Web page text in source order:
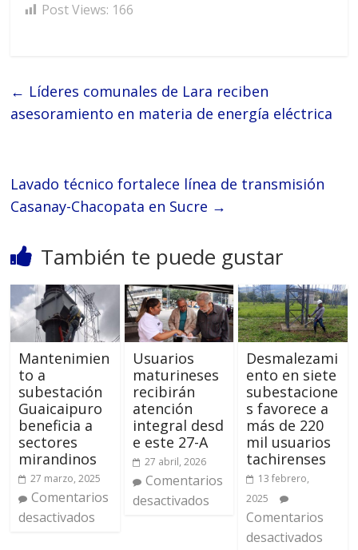
Post Views: 166
← Líderes comunales de Lara reciben
asesoramiento en materia de energía eléctrica
Lavado técnico fortalece línea de transmisión
Casanay-Chacopata en Sucre →
También te puede gustar
Mantenimien
to a
subestación
Guaicaipuro
beneficia a
sectores
mirandinos
27 marzo, 2025
Comentarios
desactivados
Usuarios
maturineses
recibirán
atención
integral desd
e este 27-A
27 abril, 2026
Comentarios
desactivados
Desmalezami
ento en siete
subestacione
s favorece a
más de 220
mil usuarios
tachirenses
13 febrero,
2025
Comentarios
desactivados